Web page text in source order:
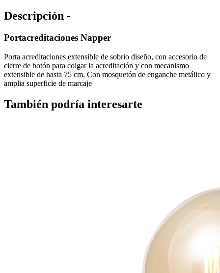
Descripción -
Portacreditaciones Napper
Porta acreditaciones extensible de sobrio diseño, con accesorio de
cierre de botón para colgar la acreditación y con mecanismo
extensible de hasta 75 cm. Con mosquetón de enganche metálico y
amplia superficie de marcaje
También podría interesarte